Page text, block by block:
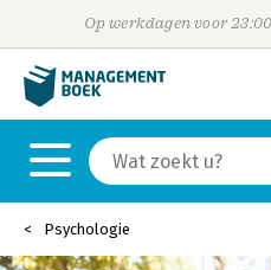
Op werkdagen voor
Psychologie